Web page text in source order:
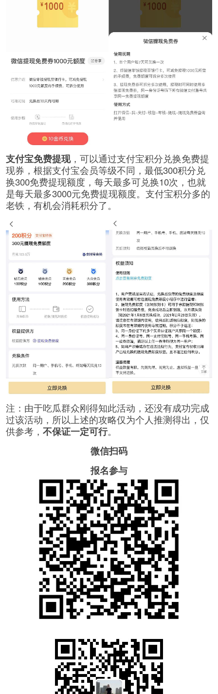
支付宝免费提现，可以通过支付宝积分兑换免费提
现券，根据支付宝会员等级不同，最低300积分兑
换300免费提现额度，每天最多可兑换10次，也就
是每天最多3000元免费提现额度。支付宝积分多的
老铁，有机会消耗积分了。
注：由于吃瓜群众刚得知此活动，还没有成功完成
过该活动，所以上述的攻略仅为个人推测得出，仅
供参考， 不保证一定可行。
微信扫码
报名参与